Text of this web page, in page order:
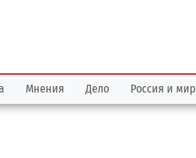
Мнения Дело Россия и мир